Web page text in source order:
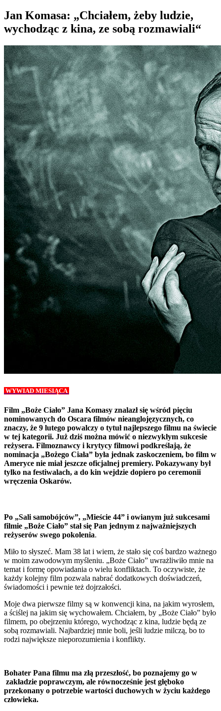
Jan Komasa: „Chciałem, żeby ludzie,
wychodząc z kina, ze sobą rozmawiali“
WYWIAD MIESIĄCA
Film „Boże Ciało” Jana Komasy znalazł się wśród pięciu
nominowanych do Oscara filmów nieanglojęzycznych, co
znaczy, że 9 lutego powalczy o tytuł najlepszego filmu na świecie
w tej kategorii. Już dziś można mówić o niezwykłym sukcesie
reżysera. Filmoznawcy i krytycy filmowi podkreślają, że
nominacja „Bożego Ciała” była jednak zaskoczeniem, bo film w
Ameryce nie miał jeszcze oficjalnej premiery. Pokazywany był
tylko na festiwalach, a do kin wejdzie dopiero po ceremonii
wręczenia Oskarów.
Po „Sali samobójców”, „Mieście 44” i owianym już sukcesami
filmie „Boże Ciało” stał się Pan jednym z najważniejszych
reżyserów swego pokolenia.
Miło to słyszeć. Mam 38 lat i wiem, że stało się coś bardzo ważnego
w moim zawodowym myśleniu. „Boże Ciało” uwrażliwiło mnie na
temat i formę opowiadania o wielu konfliktach. To oczywiste, że
każdy kolejny film pozwala nabrać dodatkowych doświadczeń,
świadomości i pewnie też dojrzałości.
Moje dwa pierwsze filmy są w konwencji kina, na jakim wyrosłem,
a ściślej na jakim się wychowałem. Chciałem, by „Boże Ciało” było
filmem, po obejrzeniu którego, wychodząc z kina, ludzie będą ze
sobą rozmawiali. Najbardziej mnie boli, jeśli ludzie milczą, bo to
rodzi największe nieporozumienia i konflikty.
Bohater Pana filmu ma złą przeszłość, bo poznajemy go w
zakładzie poprawczym, ale równocześnie jest głęboko
przekonany o potrzebie wartości duchowych w życiu każdego
człowieka.